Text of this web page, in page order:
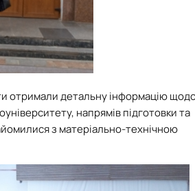
отримали детальну інформацію
університету, напрямів підготовки та
з матеріально-технічною